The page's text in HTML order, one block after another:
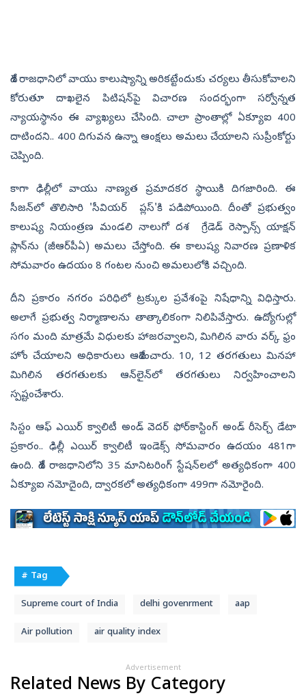
దేశ రాజధానిలో వాయు కాలుష్యాన్ని అరికట్టేందుకు చర్యలు తీసుకోవాలని
కోరుతూ దాఖలైన పిటిషన్‌పై విచారణ సందర్భంగా సర్వోన్నత
న్యాయస్థానం ఈ వ్యాఖ్యలు చేసింది. చాలా ప్రాంతాల్లో ఏక్యూఐ 400
దాటిందని.. 400 దిగువన ఉన్నా ఆంక్షలు అమలు చేయాలని సుప్రీంకోర్టు
చెప్పింది.
కాగా ఢిల్లీలో వాయు నాణ్యత ప్రమాదకర స్థాయికి దిగజారింది. ఈ
సీజన్‌లో తొలిసారి 'సీవియర్‌ ప్లస్'కి పడిపోయింది. దీంతో ప్రభుత్వం
కాలుష్య నియంత్రణ మండలి నాలుగో దశ గ్రేడెడ్ రెస్పాన్స్ యాక్షన్
ప్లాన్‌ను (జీఆర్‌పీఏ) అమలు చేస్తోంది. ఈ కాలుష్య నివారణ ప్రణాళిక
సోమవారం ఉదయం 8 గంటల నుంచి అమలులోకి వచ్చింది.
దీని ప్రకారం నగరం పరిధిలో ట్రక్కుల ప్రవేశంపై నిషేధాన్ని విధిస్తారు.
అలాగే ప్రభుత్వ నిర్మాణాలను తాత్కాలికంగా నిలిపివేస్తారు. ఉద్యోగుల్లో
సగం మంది మాత్రమే విధులకు హాజరవ్వాలని, మిగిలిన వారు వర్క్‌ ఫ్రం
హోం చేయాలని అధికారులు ఆదేశించారు. 10, 12 తరగతులు మినహా
మిగిలిన తరగతులకు ఆన్‌లైన్‌లో తరగతులు నిర్వహించాలని
స్పష్టంచేశారు.
సిస్టం ఆఫ్ ఎయిర్ క్వాలిటీ అండ్ వెదర్ ఫోర్‌కాస్టింగ్ అండ్ రీసెర్చ్ డేటా
ప్రకారం.. ఢిల్లీ ఎయిర్ క్వాలిటీ ఇండెక్స్ సోమవారం ఉదయం 481గా
ఉంది. దేశ రాజధానిలోని 35 మానిటరింగ్ స్టేషన్‌లలో అత్యధికంగా 400
ఏక్యూఐ నమోదైంది, ద్వారకలో అత్యధికంగా 499గా నమోరైంది.
# Tag
Supreme court of India delhi govenrment aap
Air pollution air quality index
Advertisement
Related News By Category